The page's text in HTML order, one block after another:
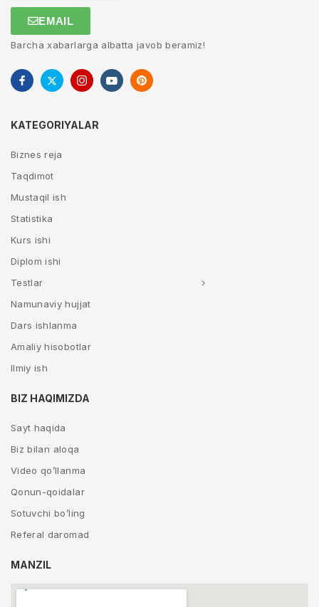
EMAIL
Barcha xabarlarga albatta javob beramiz!
KATEGORIYALAR
Biznes reja
Taqdimot
Mustaqil ish
Statistika
Kurs ishi
Diplom ishi
Testlar
Namunaviy hujjat
Dars ishlanma
Amaliy hisobotlar
Ilmiy ish
BIZ HAQIMIZDA
Sayt haqida
Biz bilan aloqa
Video qo’llanma
Qonun-qoidalar
Sotuvchi bo’ling
Referal daromad
MANZIL